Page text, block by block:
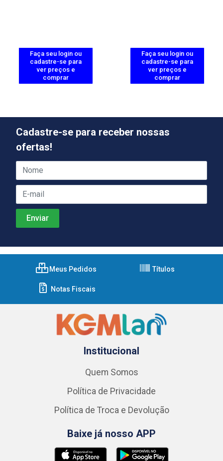
Faça seu login ou
cadastre-se para
ver preços e
comprar
Faça seu login ou
cadastre-se para
ver preços e
comprar
Cadastre-se para receber nossas
ofertas!
Meus Pedidos Títulos
Notas Fiscais
Institucional
Quem Somos
Política de Privacidade
Política de Troca e Devolução
Baixe já nosso APP